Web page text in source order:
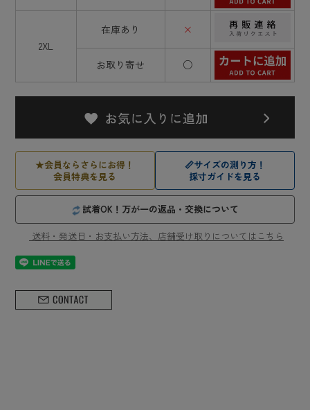
2XL
在庫あり ×
お取り寄せ ○
★会員ならさらにお得！
会員特典を見る
📏サイズの測り方！
採寸ガイドを見る
試着OK！万が一の返品・交換について
送料・発送日・お支払い方法、店舗受け取りについてはこちら